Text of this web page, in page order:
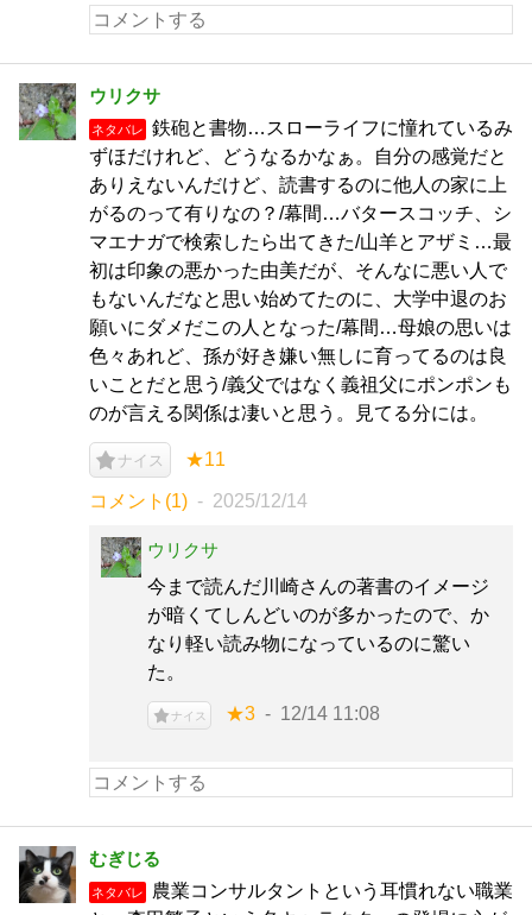
ウリクサ
ネタバレ
鉄砲と書物…スローライフに憧れているみ
ずほだけれど、どうなるかなぁ。自分の感覚だと
ありえないんだけど、読書するのに他人の家に上
がるのって有りなの？/幕間…バタースコッチ、シ
マエナガで検索したら出てきた/山羊とアザミ…最
初は印象の悪かった由美だが、そんなに悪い人で
もないんだなと思い始めてたのに、大学中退のお
願いにダメだこの人となった/幕間…母娘の思いは
色々あれど、孫が好き嫌い無しに育ってるのは良
いことだと思う/義父ではなく義祖父にポンポンも
のが言える関係は凄いと思う。見てる分には。
ナイス ★11
コメント(1) 2025/12/14
ウリクサ
今まで読んだ川崎さんの著書のイメージ
が暗くてしんどいのが多かったので、か
なり軽い読み物になっているのに驚い
た。
ナイス ★3 12/14 11:08
むぎじる
ネタバレ
農業コンサルタントという耳慣れない職業